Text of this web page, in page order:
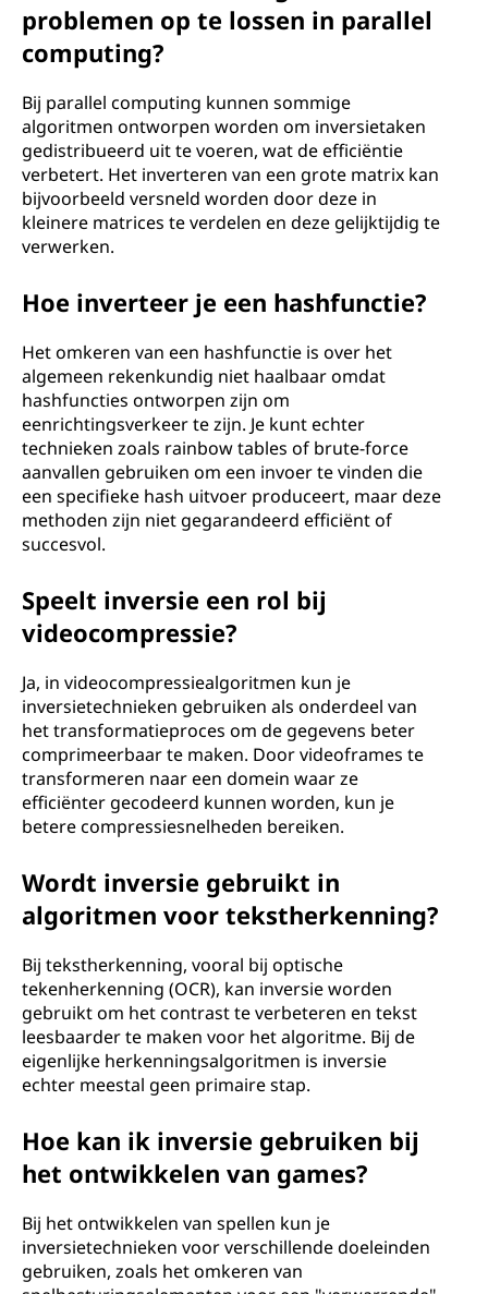
problemen op te lossen in parallel
computing?
Bij parallel computing kunnen sommige
algoritmen ontworpen worden om inversietaken
gedistribueerd uit te voeren, wat de efficiëntie
verbetert. Het inverteren van een grote matrix kan
bijvoorbeeld versneld worden door deze in
kleinere matrices te verdelen en deze gelijktijdig te
verwerken.
Hoe inverteer je een hashfunctie?
Het omkeren van een hashfunctie is over het
algemeen rekenkundig niet haalbaar omdat
hashfuncties ontworpen zijn om
eenrichtingsverkeer te zijn. Je kunt echter
technieken zoals rainbow tables of brute-force
aanvallen gebruiken om een invoer te vinden die
een specifieke hash uitvoer produceert, maar deze
methoden zijn niet gegarandeerd efficiënt of
succesvol.
Speelt inversie een rol bij
videocompressie?
Ja, in videocompressiealgoritmen kun je
inversietechnieken gebruiken als onderdeel van
het transformatieproces om de gegevens beter
comprimeerbaar te maken. Door videoframes te
transformeren naar een domein waar ze
efficiënter gecodeerd kunnen worden, kun je
betere compressiesnelheden bereiken.
Wordt inversie gebruikt in
algoritmen voor tekstherkenning?
Bij tekstherkenning, vooral bij optische
tekenherkenning (OCR), kan inversie worden
gebruikt om het contrast te verbeteren en tekst
leesbaarder te maken voor het algoritme. Bij de
eigenlijke herkenningsalgoritmen is inversie
echter meestal geen primaire stap.
Hoe kan ik inversie gebruiken bij
het ontwikkelen van games?
Bij het ontwikkelen van spellen kun je
inversietechnieken voor verschillende doeleinden
gebruiken, zoals het omkeren van